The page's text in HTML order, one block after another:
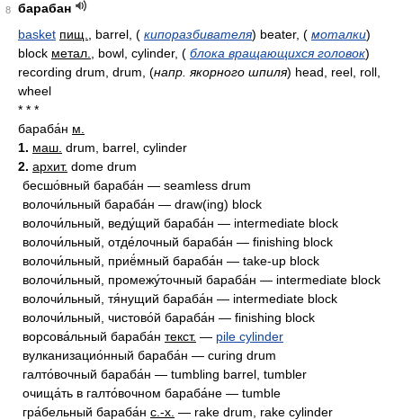
8
барабан
basket пищ. , barrel, ( кипоразбивателя) beater, ( моталки)
block метал. , bowl, cylinder, ( блока вращающихся головок)
recording drum, drum, (напр. якорного шпиля) head, reel, roll,
wheel
* * *
бараба́н м.
1. маш. drum, barrel, cylinder
2. архит. dome drum
бесшо́вный бараба́н — seamless drum
волочи́льный бараба́н — draw(ing) block
волочи́льный, веду́щий бараба́н — intermediate block
волочи́льный, отде́лочный бараба́н — finishing block
волочи́льный, приё́мный бараба́н — take-up block
волочи́льный, промежу́точный бараба́н — intermediate block
волочи́льный, тя́нущий бараба́н — intermediate block
волочи́льный, чистово́й бараба́н — finishing block
ворсова́льный бараба́н текст. — pile cylinder
вулканизацио́нный бараба́н — curing drum
галто́вочный бараба́н — tumbling barrel, tumbler
очища́ть в галто́вочном бараба́не — tumble
гра́бельный бараба́н с.-х. — rake drum, rake cylinder